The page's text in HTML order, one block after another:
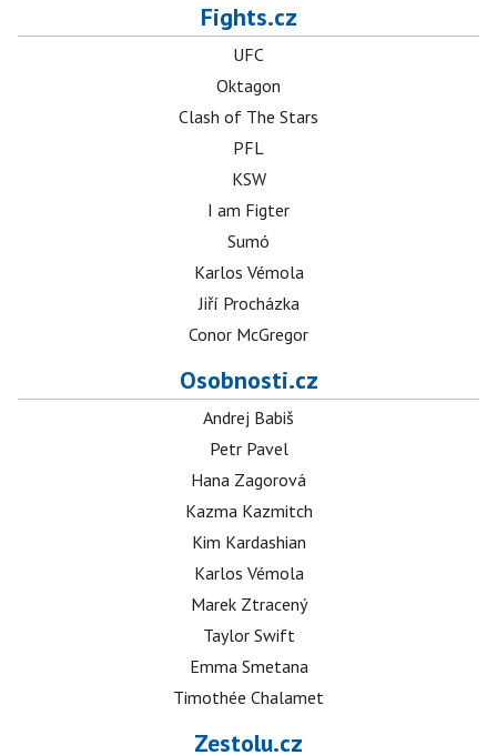
Fights.cz
UFC
Oktagon
Clash of The Stars
PFL
KSW
I am Figter
Sumó
Karlos Vémola
Jiří Procházka
Conor McGregor
Osobnosti.cz
Andrej Babiš
Petr Pavel
Hana Zagorová
Kazma Kazmitch
Kim Kardashian
Karlos Vémola
Marek Ztracený
Taylor Swift
Emma Smetana
Timothée Chalamet
Zestolu.cz